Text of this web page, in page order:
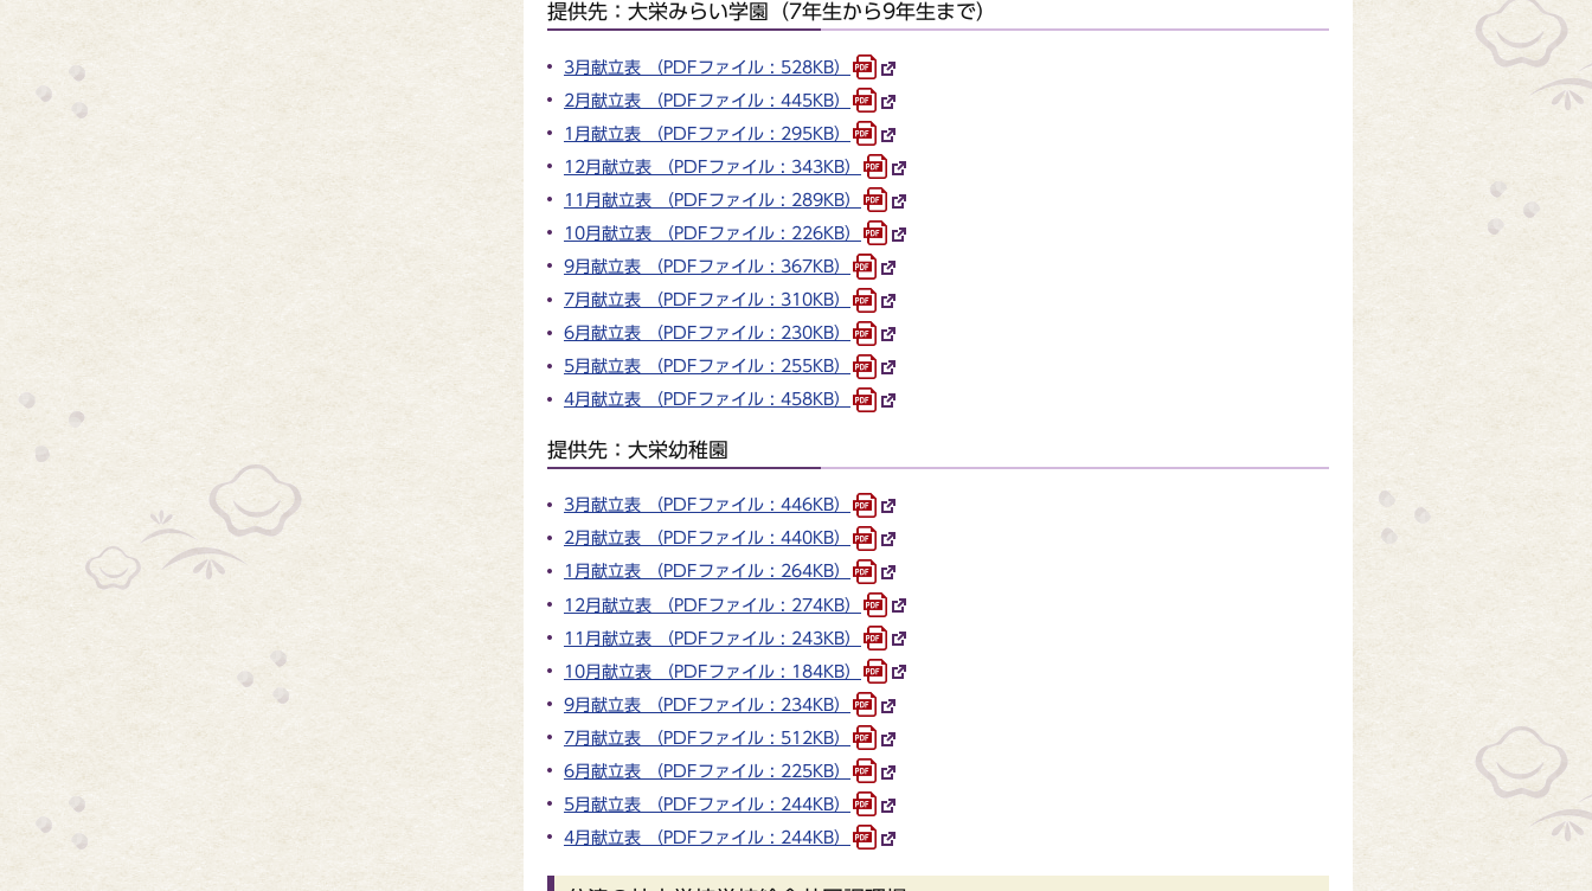
提供先：大栄みらい学園（7年生から9年生まで）
3月献立表 （PDFファイル : 528KB）
2月献立表 （PDFファイル : 445KB）
1月献立表 （PDFファイル : 295KB）
12月献立表 （PDFファイル : 343KB）
11月献立表 （PDFファイル : 289KB）
10月献立表 （PDFファイル : 226KB）
9月献立表 （PDFファイル : 367KB）
7月献立表 （PDFファイル : 310KB）
6月献立表 （PDFファイル : 230KB）
5月献立表 （PDFファイル : 255KB）
4月献立表 （PDFファイル : 458KB）
提供先：大栄幼稚園
3月献立表 （PDFファイル : 446KB）
2月献立表 （PDFファイル : 440KB）
1月献立表 （PDFファイル : 264KB）
12月献立表 （PDFファイル : 274KB）
11月献立表 （PDFファイル : 243KB）
10月献立表 （PDFファイル : 184KB）
9月献立表 （PDFファイル : 234KB）
7月献立表 （PDFファイル : 512KB）
6月献立表 （PDFファイル : 225KB）
5月献立表 （PDFファイル : 244KB）
4月献立表 （PDFファイル : 244KB）